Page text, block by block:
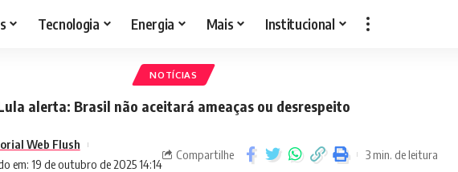
Tecnologia Energia Mais Institucional
NOTÍCIAS
alerta: Brasil não aceitará ameaças ou desrespeito
em: 19 de outubro de 2025 14:14
Web Flush
Compartilhe 3 min. de leitura